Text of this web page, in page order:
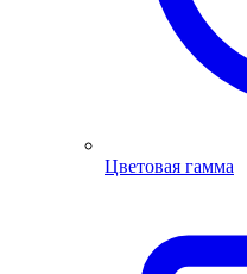
Цветовая гамма